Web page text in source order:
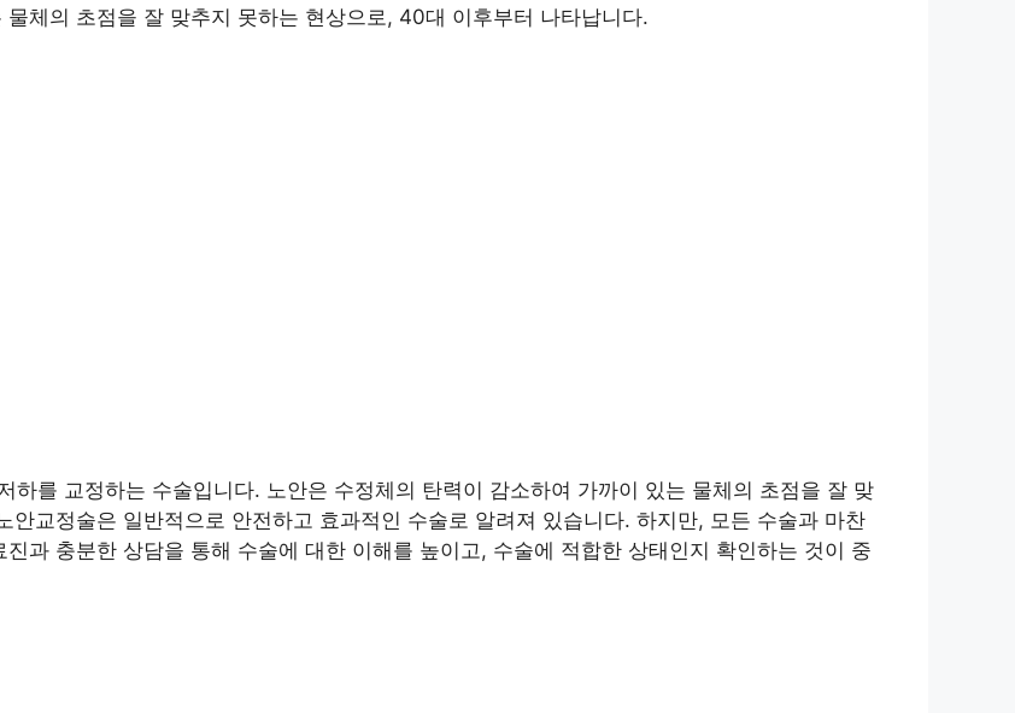
체의 초점을 잘 맞추지 못하는 현상으로, 40대 이후부터 나타납니다.
하를 교정하는 수술입니다. 노안은 수정체의 탄력이 감소하여 가까이 있는 물체의 초점을 잘 맞
교정술은 일반적으로 안전하고 효과적인 수술로 알려져 있습니다. 하지만, 모든 수술과 마찬
과 충분한 상담을 통해 수술에 대한 이해를 높이고, 수술에 적합한 상태인지 확인하는 것이 중